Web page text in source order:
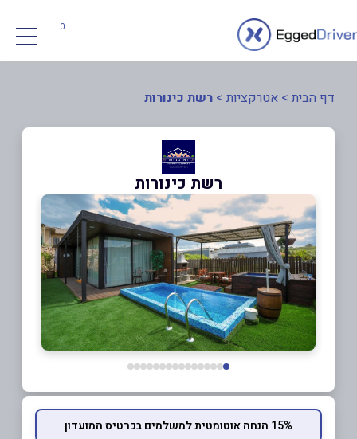
0
דף הבית > אטרקציות > רשת כינורות
רשת כינורות
15% הנחה אוטומטית למשלמים בכרטיס המועדון